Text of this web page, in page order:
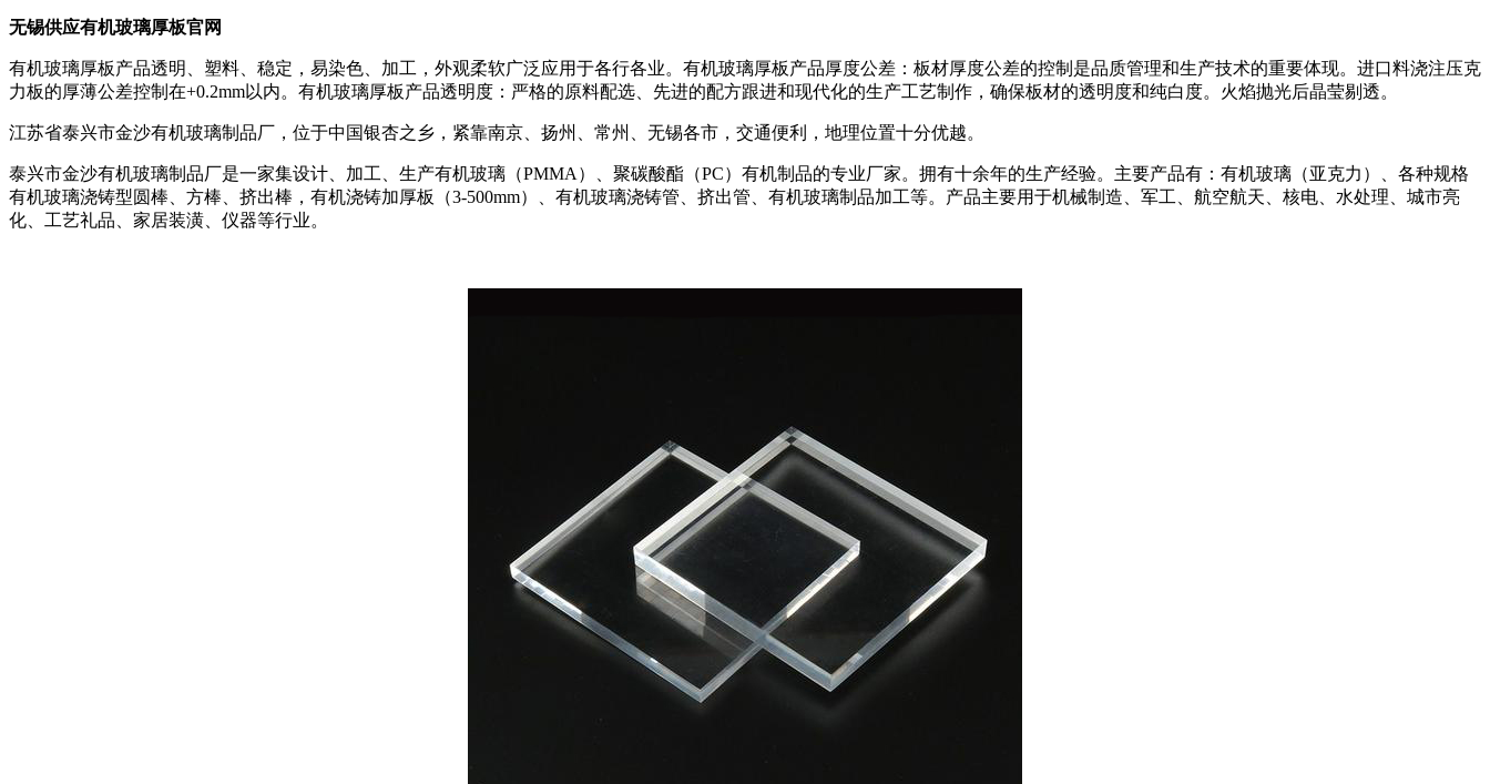
无锡供应有机玻璃厚板官网
有机玻璃厚板产品透明、塑料、稳定，易染色、加工，外观柔软广泛应用于各行各业。有机玻璃厚板产品厚度公差：板材厚度公差的控制是品质管理和生产技术的重要体现。进口料浇注压克
力板的厚薄公差控制在+0.2mm以内。有机玻璃厚板产品透明度：严格的原料配选、先进的配方跟进和现代化的生产工艺制作，确保板材的透明度和纯白度。火焰抛光后晶莹剔透。
江苏省泰兴市金沙有机玻璃制品厂，位于中国银杏之乡，紧靠南京、扬州、常州、无锡各市，交通便利，地理位置十分优越。
泰兴市金沙有机玻璃制品厂是一家集设计、加工、生产有机玻璃（PMMA）、聚碳酸酯（PC）有机制品的专业厂家。拥有十余年的生产经验。主要产品有：有机玻璃（亚克力）、各种规格
有机玻璃浇铸型圆棒、方棒、挤出棒，有机浇铸加厚板（3-500mm）、有机玻璃浇铸管、挤出管、有机玻璃制品加工等。产品主要用于机械制造、军工、航空航天、核电、水处理、城市亮
化、工艺礼品、家居装潢、仪器等行业。